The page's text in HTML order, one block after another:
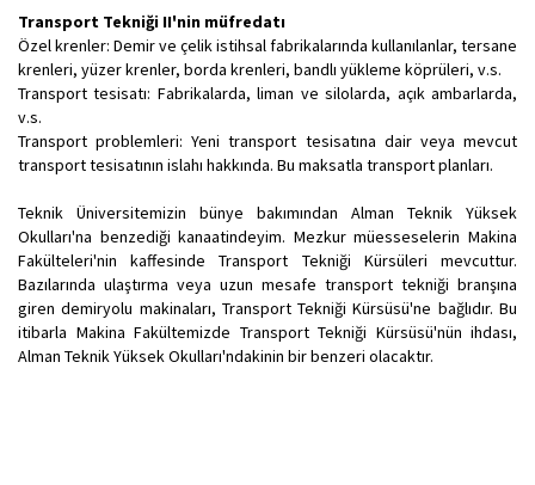
Transport Tekniği II'nin müfredatı
Özel krenler: Demir ve çelik istihsal fabrikalarında kullanılanlar, tersane
krenleri, yüzer krenler, borda krenleri, bandlı yükleme köprüleri, v.s.
Transport tesisatı: Fabrikalarda, liman ve silolarda, açık ambarlarda,
v.s.
Transport problemleri: Yeni transport tesisatına dair veya mevcut
transport tesisatının islahı hakkında. Bu maksatla transport planları.
Teknik Üniversitemizin bünye bakımından Alman Teknik Yüksek
Okulları'na benzediği kanaatindeyim. Mezkur müesseselerin Makina
Fakülteleri'nin kaffesinde Transport Tekniği Kürsüleri mevcuttur.
Bazılarında ulaştırma veya uzun mesafe transport tekniği branşına
giren demiryolu makinaları, Transport Tekniği Kürsüsü'ne bağlıdır. Bu
itibarla Makina Fakültemizde Transport Tekniği Kürsüsü'nün ihdası,
Alman Teknik Yüksek Okulları'ndakinin bir benzeri olacaktır.